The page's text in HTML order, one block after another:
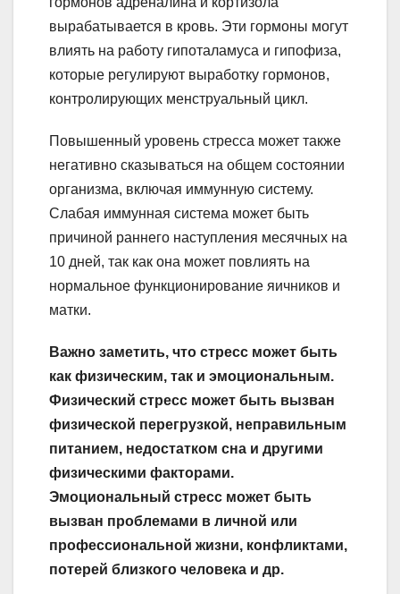
вырабатывается в кровь. Эти гормоны могут
влиять на работу гипоталамуса и гипофиза,
которые регулируют выработку гормонов,
контролирующих менструальный цикл.
Повышенный уровень стресса может также
негативно сказываться на общем состоянии
организма, включая иммунную систему.
Слабая иммунная система может быть
причиной раннего наступления месячных на
10 дней, так как она может повлиять на
нормальное функционирование яичников и
матки.
Важно заметить, что стресс может быть
как физическим, так и эмоциональным.
Физический стресс может быть вызван
физической перегрузкой, неправильным
питанием, недостатком сна и другими
физическими факторами.
Эмоциональный стресс может быть
вызван проблемами в личной или
профессиональной жизни, конфликтами,
потерей близкого человека и др.